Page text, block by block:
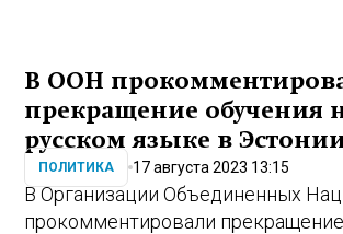
В ООН
прекращение обучения
русском языке в
ПОЛИТИКА 17 августа 2023 13:15
В Организации Объединенных
прокомментировали